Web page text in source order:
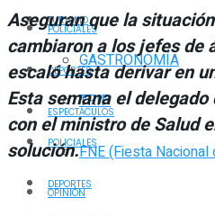
POLICIALES
DEPORTES
ESPECTÁCULOS
FNE (Fiesta
OPINIÓN
TURISMO
GASTRONOMÍA
TRIP
POLICIALES
DEPORTES
Aseguran que la
cambiaron a los jefes de
escaló hasta derivar en
Esta semana el
con el ministro de Salud
solución.